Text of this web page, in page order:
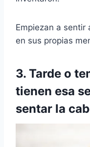
Empiezan a sentir
en sus propias
3. Tarde o
tienen esa
sentar la